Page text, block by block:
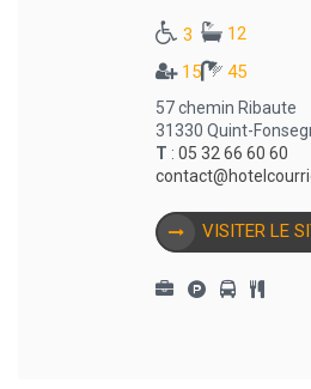
3
12
15
45
57 chemin Ribaute
31330 Quint-
T : 05 32 66 60 60
VISITER LE